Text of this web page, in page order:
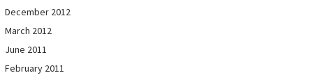
December 2012
March 2012
June 2011
February 2011